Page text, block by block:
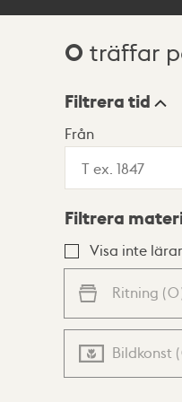
0 träffar
Visningsläge
Lista
Filtrera tid
Från
Filtrera
Visa inte
Ritning (0
Bildkonst (